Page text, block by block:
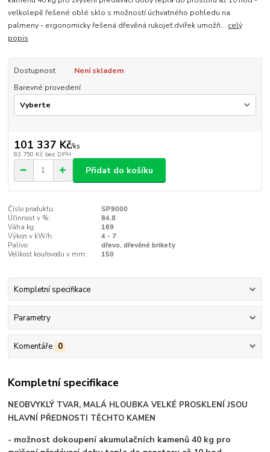
velkolepě řešené oblé sklo s možností úchvatného pohledu na
palmeny - ergonomicky řešená dřevěná rukojeť dvířek umožň... celý
popis
Dostupnost
Není skladem
Barevné provedení
101 337 Kč/ks
83 750 Kč bez DPH
Přidat do košíku
Číslo produktu:
SP9000
Účinnost v %:
84,8
Váha kg:
169
Výkon v kW/h:
4 - 7
Palivo:
dřevo, dřevěné brikety
Velikost kouřovodu v mm:
150
Kompletní specifikace
Parametry
Komentáře 0
Kompletní specifikace
NEOBVYKLÝ TVAR, MALÁ HLOUBKA VELKÉ PROSKLENÍ JSOU
HLAVNÍ PŘEDNOSTI TĚCHTO KAMEN
- možnost dokoupení akumulačních kamenů 40 kg pro